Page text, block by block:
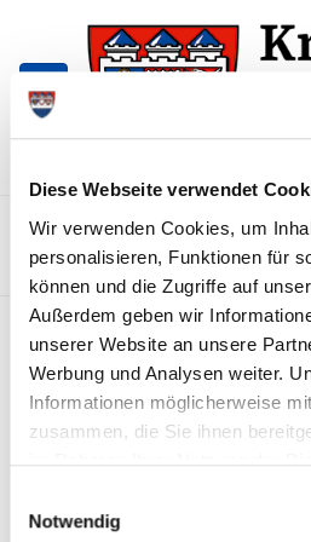
Diese Webseite verwendet
Wir verwenden Cookies, um
personalisieren, Funktionen für
können und die Zugriffe auf
Außerdem geben wir
unserer Website an unsere
Werbung und Analysen weiter.
Informationen möglicherweise
zusammen, die Sie ihnen
Notwendig
springen
springen
Kontakt Sitemap Presse &
Karriere und
Allgemeiner
Sprechstunde in
News - Meldungen